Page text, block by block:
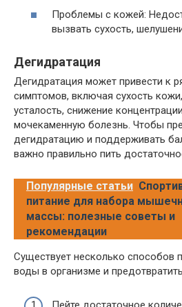
Проблемы с кожей:
вызвать сухость,
Дегидратация
Дегидратация может привести к
симптомов, включая сухость
усталость, снижение
мочекаменную болезнь. Чтобы
дегидратацию и поддерживать
важно правильно пить
Популярные статьи
питание для набора
массы: полезные советы и
рекомендации
Существует несколько способов
воды в организме и